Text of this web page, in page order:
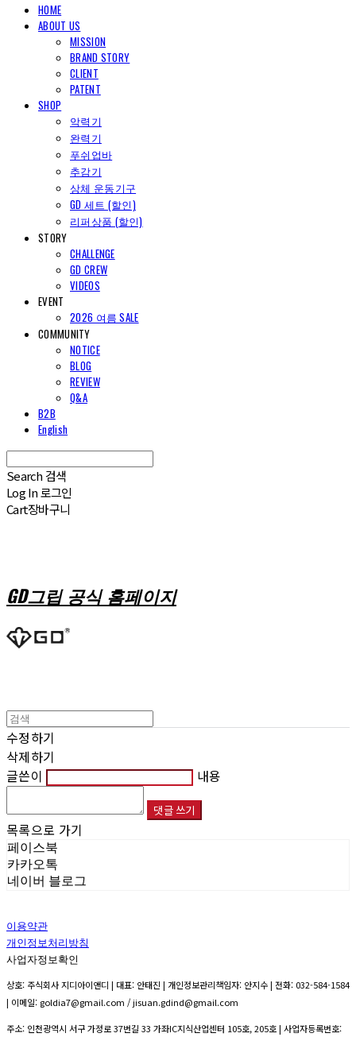
HOME
ABOUT US
MISSION
BRAND STORY
CLIENT
PATENT
SHOP
악력기
완력기
푸쉬업바
추감기
상체 운동기구
GD 세트 (할인)
리퍼상품 (할인)
STORY
CHALLENGE
GD CREW
VIDEOS
EVENT
2026 여름 SALE
COMMUNITY
NOTICE
BLOG
REVIEW
Q&A
B2B
English
Search 검색
Log In로그인
Cart장바구니
GD그립 공식 홈페이지
수정하기
삭제하기
글쓴이
내용
댓글 쓰기
목록으로 가기
페이스북
카카오톡
네이버 블로그
이용약관
개인정보처리방침
사업자정보확인
상호: 주식회사 지디아이앤디 | 대표: 안태진 | 개인정보관리책임자: 안지수 | 전화: 032-584-1584
| 이메일: goldia7@gmail.com / jisuan.gdind@gmail.com
주소: 인천광역시 서구 가정로 37번길 33 가좌IC지식산업센터 105호, 205호 | 사업자등록번호: